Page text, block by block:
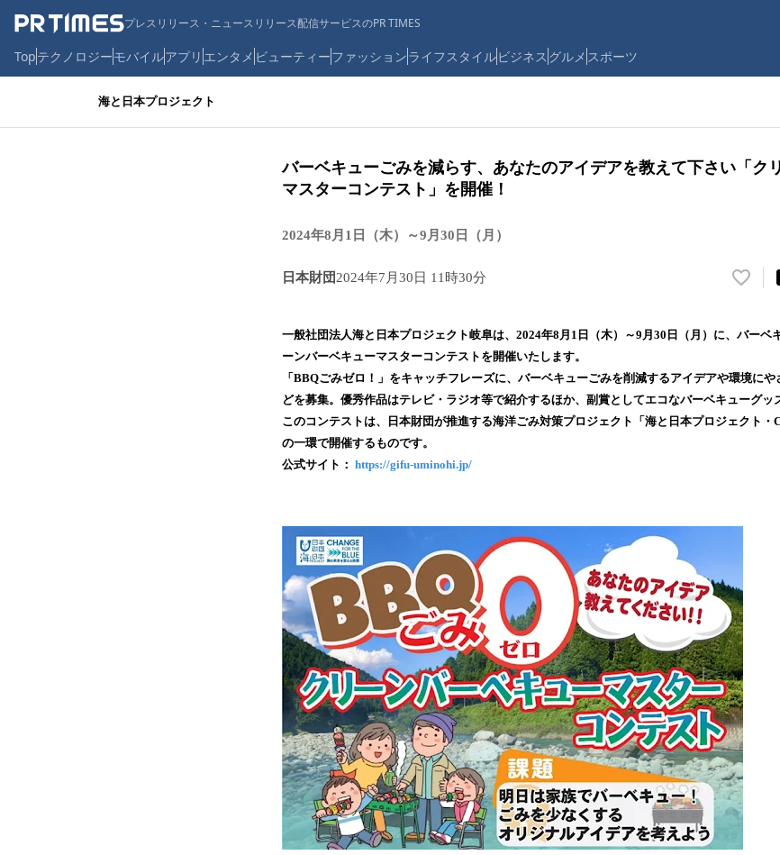
プレスリリース・ニュースリリース配信サービスのPR TIMES
Topテクノロジーモバイルアプリ エンタメ ビューティーファッションライフスタイルビジネス グルメ スポーツ
海と日本プロジェクト
バーベキューごみを減らす、あなたのアイデアを教えて下さい「ク
マスターコンテスト」を開催！
2024年8月1日（木）～9月30日（月）
日本財団2024年7月30日 11時30分
い
！
を
読
み
一般社団法人海と日本プロジェクト岐阜は、2024年8月1日（木）～9月30日（月）に、バーベ
ーンバーベキューマスターコンテストを開催いたします。
「BBQごみゼロ！」をキャッチフレーズに、バーベキューごみを削減するアイデアや環境に
どを募集。優秀作品はテレビ・ラジオ等で紹介するほか、副賞としてエコなバーベキューグッ
このコンテストは、日本財団が推進する海洋ごみ対策プロジェクト「海と日本プロジェクト・
の一環で開催するものです。
公式サイト： https://gifu-uminohi.jp/